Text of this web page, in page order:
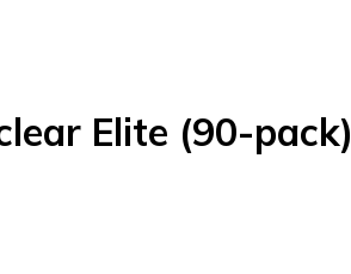
Elite (90-pack)